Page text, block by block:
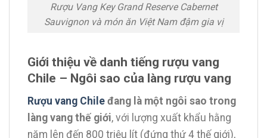
Rượu Vang Key Grand Reserve Cabernet
Sauvignon và món ăn Việt Nam đậm gia vị
Giới thiệu về danh tiếng rượu vang
Chile – Ngôi sao của làng rượu vang
Rượu vang Chile đang là một ngôi sao trong
làng vang thế giới, với lượng xuất khẩu hằng
năm lên đến 800 triệu lít (đứng thứ 4 thế giới),